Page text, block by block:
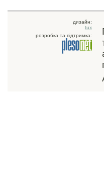
дизайн:
tux
розробка та підтримка: